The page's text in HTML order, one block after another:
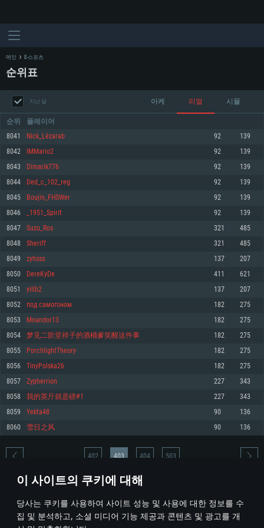
이 사이트의 쿠키에 대해
당사는 쿠키를 사용하여 사이트 성능 및 사용에 대한 정보를 수
집 및 분석하고, 소셜 미디어 기능 제공과 콘텐츠 및 광고를 개
최소사양
운영체제: Windows 10 (64 bit)
프로세서: 2.2 GHz 듀얼코어 이상
메모리: 4GB
그래픽 카드: DirectX 11 이상을 지원하는 AMD Radeon 77XX / NVIDIA
GeForce GT 660. 최소 사양 해상도: 720p
네트워크: 브로드밴드 인터넷
여유 저장 공간: 22.1 GB (최소 클라이언트)
권장 사양
570 혹은 그 이상
여유 저장 공간: 62.2 GB (전체 클라이언트)
최소사양
운영체제: Mac OS Big Sur 11.0
프로세서: 최소 2.2 GHz의 Core i5 (Intel Xeon 은 지원하지 않습니다)
메모리: 6 GB
그래픽 카드: Metal 을 지원하는 Intel Iris Pro 5200 (Mac), 혹은 이와 비슷한 성
능을 가지는 Mac 버전의 AMD/Nvidia. 최소 해상도: 720p
네트워크: 브로드밴드 인터넷
여유 저장 공간: 22.1 GB (최소 클라이언트)
권장 사양
네트워크: 브로드밴드 인터넷
여유 저장 공간: 62.2 GB (전체 클라이언트)
최소사양
운영체제: 64bit Linux 중 최신 버전
프로세서: 2.4 GHz 듀얼코어
메모리: 4 GB
그래픽 카드: Vulkan 을 지원하고, 최신 그래픽 드라이버를 지원하는 NVIDIA
660 (6개월 미만) 혹은 그와 동급의 성능을 가지며 최신 그래픽 드라이버를 지
원하는 AMD (6개월 미만; 최소사양 지원 해상도 720p)
네트워크: 브로드밴드 인터넷
여유 저장 공간: 22.1 GB (최소 클라이언트)
권장 사양
운영체제: Ubuntu 20.04 64bit
프로세서: Intel Core i7
메모리: 16 GB
그래픽 카드: Vulkan 을 지원하고, 최신 그래픽 드라이버를 지원하는 NVIDIA
1060 (6개월 미만) 혹은 그와 동급의 성능을 가지며 최신 그래픽 드라이버를
지원하는 AMD RX 570 (6개월 미만; 최소사양 지원 해상도 720p) 이상
여유 저장 공간: 62.2 GB (전체 클라이언트)
메인 E-스포츠
순위표
지난 달 아케 리얼 시뮬
순위 플레이어
8041 Nick_Lézarab 92 139
8042 IMMario2 92 139
8043 Dimarik776 92 139
8044 Ded_c_102_reg 92 139
8045 Boujin_FHSWer 92 139
8046 _1951_Spirit 92 139
8047 Suzu_Ros 321 485
8048 Sheriff 321 485
8049 zyhsss 137 207
8050 DereKyDe 411 621
8051 yillb2 137 207
8052 под самогоном 182 275
8053 Moandor13 182 275
8054 梦见二阶堂祥子的酒桶爹笑醒这件事 182 275
8055 PorchlightTheory 182 275
8056 TinyPolska26 182 275
8057 Zypherrion 227 343
8058 我的英斤就是磅#1 227 343
8059 Yekta48 90 136
8060 雪日之风 90 136
* 순위표는 매일 1회 갱신됩니다
402 403 404 503